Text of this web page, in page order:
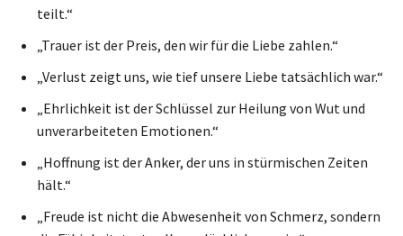
teilt.“
„Trauer ist der Preis, den wir für die Liebe zahlen.“
„Verlust zeigt uns, wie tief unsere Liebe tatsächlich war.“
„Ehrlichkeit ist der Schlüssel zur Heilung von Wut und
unverarbeiteten Emotionen.“
„Hoffnung ist der Anker, der uns in stürmischen Zeiten
hält.“
„Freude ist nicht die Abwesenheit von Schmerz, sondern